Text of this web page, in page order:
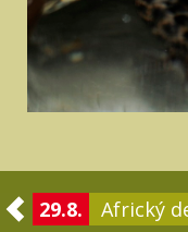
29.8. Africký